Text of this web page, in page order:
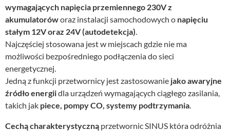
wymagających napięcia przemiennego 230V z
akumulatoróworaz instalacji samochodowych o napięciu
stałym 12V oraz 24V (autodetekcja)
Najczęściej stosowana jest w miejscach gdzie nie ma
możliwości bezpośredniego podłączenia do sieci
energetycznej.
Jedną z funkcji przetwornicy jest zastosowanie jako awaryjne
źródło energiidla urządzeń wymagających ciągłego zasilania,
takich jak piece, pompy CO, systemy podtrzymania
Cechą charakterystyczną przetwornic SINUS która odróżnia